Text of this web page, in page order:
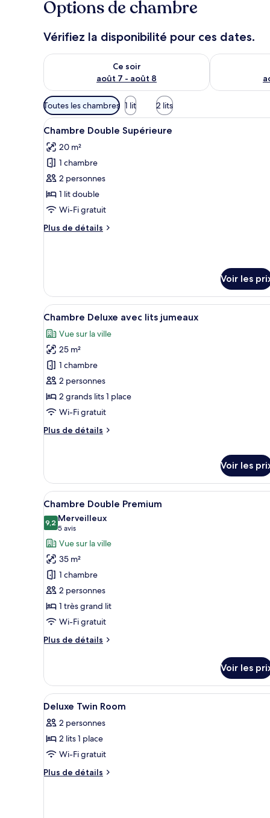
Options de chambre
Vérifiez la disponibilité pour ces dates.
Ce soir
août 7 - août 8
Vérifier la disponibilité pour ce soir août 7 - août 8
Vérifier la
Filtres
disponibles
pour
les
chambres
Toutes les chambres 1 lit 2 lits
Afficher
toutes
les
photos
pour
ce
type
chambre :
Une chambre d’hôtel avec
10
Chambre Double Supérieure
20 m²
1 chambre
2 personnes
1 lit double
Wi-Fi gratuit
Plus de détails
Plus
de
chambre
Chambre
Supérieure
Voir les
Afficher
toutes
les
photos
pour
ce
type
de
chambre :
Chambre
lits
jumeaux
Une chambre d’hôtel avec
15
Chambre Deluxe avec lits jumeaux
Vue sur la ville
25 m²
1 chambre
2 personnes
2 grands lits 1 place
Wi-Fi gratuit
Plus de détails
Plus
type
de
chambre
Chambre
Deluxe
avec
lits
jumeaux
Voir les
Afficher
toutes
les
photos
pour
ce
type
de
chambre :
Chambre
Double
Une chambre d’hôtel avec
13
Chambre Double Premium
9,29,2 sur 10
Merveilleux
5 avis
(5 avis)
Vue sur la ville
35 m²
1 chambre
2 personnes
1 très grand lit
Wi-Fi gratuit
Plus de détails
Plus
le
type
de
Chambre
Double
Voir les
Afficher
toutes
les
photos
pour
ce
Literie de qualité supérieure,
12
Deluxe Twin Room
2 personnes
2 lits 1 place
Wi-Fi gratuit
Plus de détails
Plus